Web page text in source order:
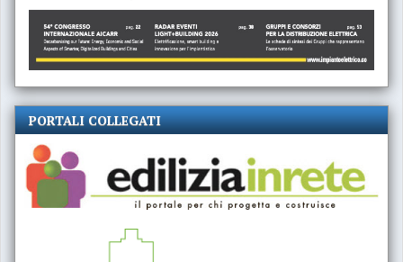
PORTALI COLLEGATI